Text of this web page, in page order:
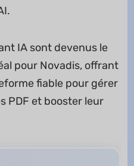
IA sont devenus le
pour Novadis, offrant
fiable pour gérer
PDF et booster leur